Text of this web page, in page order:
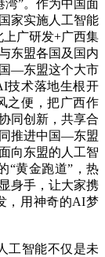
”。作为中国面
家实施人工智能
广研发+广西集
东盟各国及国内
—东盟这个大市
技术落地生根开
之便，把广西作
同创新，共享合
推进中国—东盟
向东盟的人工智
“黄金跑道”，热
身手，让大家携
，用神奇的AI梦
智能不仅是未